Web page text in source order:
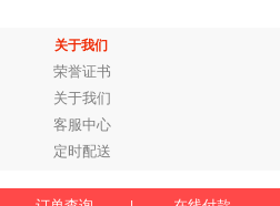
关于我们
荣誉证书
关于我们
客服中心
定时配送